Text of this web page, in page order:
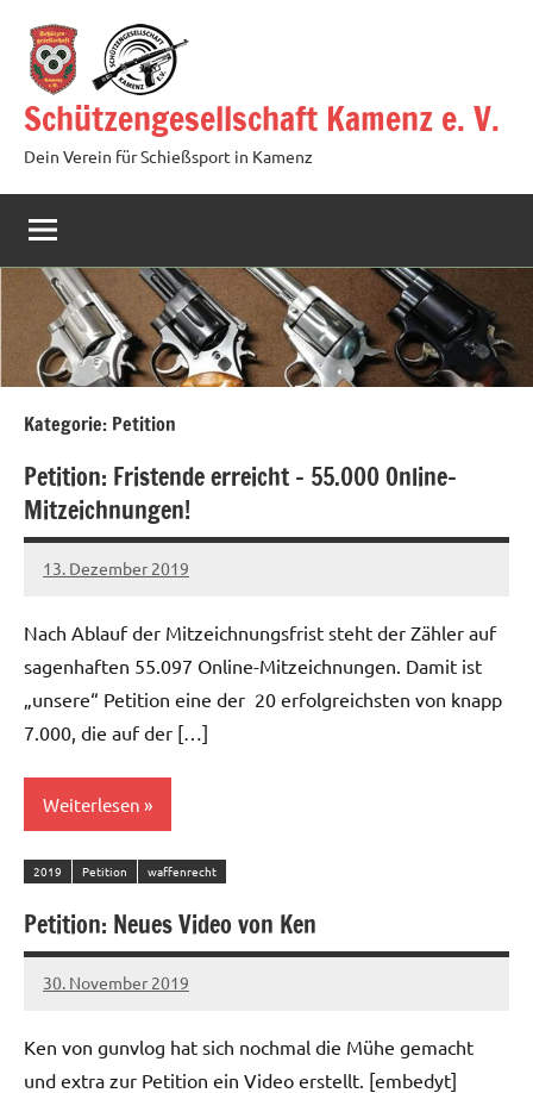
Inhalt
springen
Schützengesellschaft Kamenz e. V.
Dein Verein für Schießsport in Kamenz
Kategorie: Petition
Petition: Fristende erreicht – 55.000 Online-
Mitzeichnungen!
13. Dezember 2019
admin
Nach Ablauf der Mitzeichnungsfrist steht der Zähler auf
sagenhaften 55.097 Online-Mitzeichnungen. Damit ist
„unsere“ Petition eine der 20 erfolgreichsten von knapp
7.000, die auf der […]
Weiterlesen
2019 Petition waffenrecht
Petition: Neues Video von Ken
30. November 2019
admin
Ken von gunvlog hat sich nochmal die Mühe gemacht
und extra zur Petition ein Video erstellt. [embedyt]